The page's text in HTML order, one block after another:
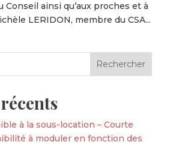
Conseil ainsi qu’aux proches et à
LERIDON, membre du CSA...
à la sous-location – Courte
à moduler en fonction des